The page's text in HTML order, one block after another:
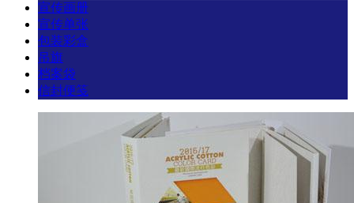
宣传画册
宣传单张
包装彩盒
吊旗
档案袋
信封便笺